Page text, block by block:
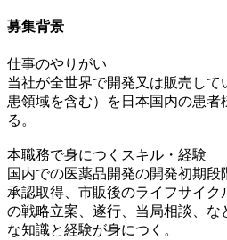
募集背景
仕事のやりがい
当社が全世界で開発又は販売し
患領域を含む）を日本国内の患者
る。
本職務で身につくスキル・経験
国内での医薬品開発の開発初期段
承認取得、市販後のライフサイク
の戦略立案、遂行、当局相談、な
な知識と経験が身につく。